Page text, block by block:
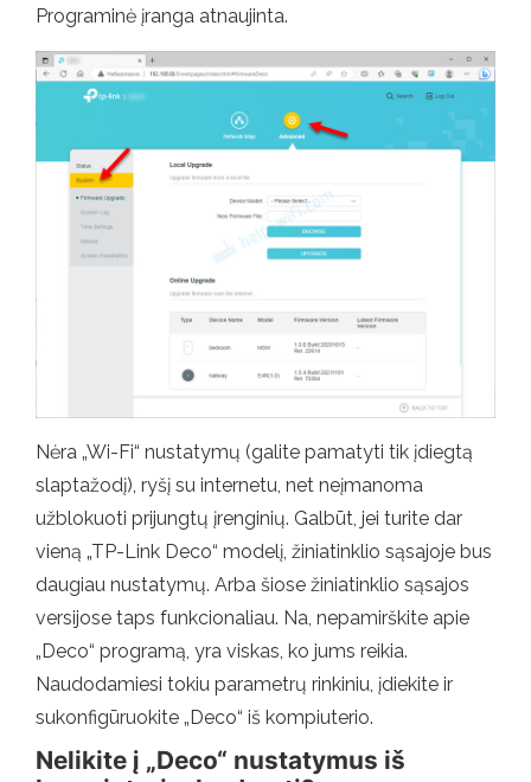
Programinė įranga atnaujinta.
Nėra „Wi-Fi“ nustatymų (galite pamatyti tik įdiegtą
slaptažodį), ryšį su internetu, net neįmanoma
užblokuoti prijungtų įrenginių. Galbūt, jei turite dar
vieną „TP-Link Deco“ modelį, žiniatinklio sąsajoje bus
daugiau nustatymų. Arba šiose žiniatinklio sąsajos
versijose taps funkcionaliau. Na, nepamirškite apie
„Deco“ programą, yra viskas, ko jums reikia.
Naudodamiesi tokiu parametrų rinkiniu, įdiekite ir
sukonfigūruokite „Deco“ iš kompiuterio.
Nelikite į „Deco“ nustatymus iš